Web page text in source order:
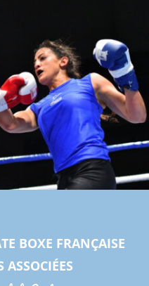
BOXE FRANÇAISE
ASSOCIÉES